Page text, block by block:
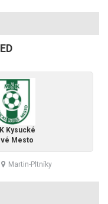
Kysucké
Mesto
Martin-Pltníky